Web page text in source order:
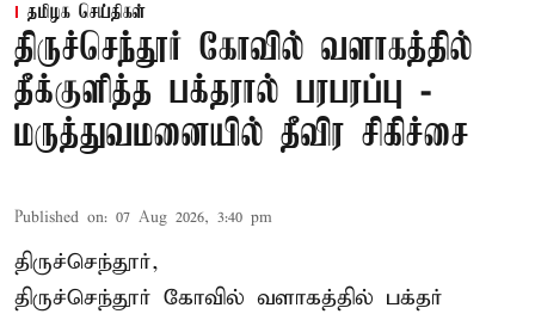
தமிழக செய்திகள்
திருச்செந்தூர் கோவில் வளாகத்தில்
தீக்குளித்த பக்தரால் பரபரப்பு -
மருத்துவமனையில் தீவிர சிகிச்சை
Published on: 07 Aug 2026, 3:40 pm
திருச்செந்தூர்,
திருச்செந்தூர் கோவில் வளாகத்தில் பக்தர்